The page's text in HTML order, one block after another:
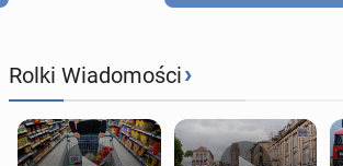
Rolki Wiadomości›